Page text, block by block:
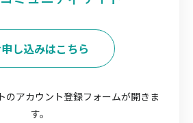
し込みはこちら
のアカウント登録フォームが開きま
す。